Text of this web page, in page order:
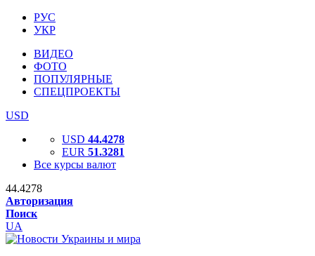
РУС
УКР
ВИДЕО
ФОТО
ПОПУЛЯРНЫЕ
СПЕЦПРОЕКТЫ
USD
USD 44.4278
EUR 51.3281
Все курсы валют
44.4278
Авторизация
Поиск
UA